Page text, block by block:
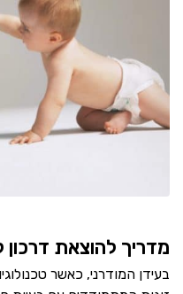
מדריך להוצאת דרכון
בעידן המודרני, כאשר